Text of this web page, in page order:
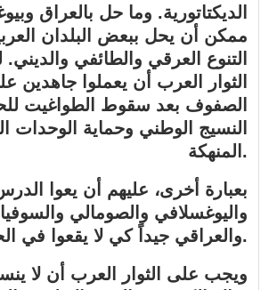
الديكتاتورية. وما حل بالعراق
ممكن أن يحل ببعض البلدان
التنوع العرقي والطائفي
الثوار العرب أن يعملوا
الصفوف بعد سقوط الطواغيت
النسيج الوطني وحماية الوحدات
المنهكة.
بعبارة أخرى، عليهم أن يعوا
واليوغسلافي والصومالي
والعراقي جيداً كي لا يقعوا في الحفرة نفسها.
ويجب على الثوار العرب أن لا